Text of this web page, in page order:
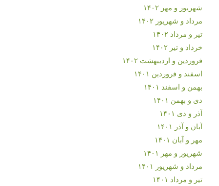
شهریور و مهر ۱۴۰۲
مرداد و شهریور ۱۴۰۲
تیر و مرداد ۱۴۰۲
خرداد و تیر ۱۴۰۲
فروردین و اردیبهشت ۱۴۰۲
اسفند و فروردین ۱۴۰۱
بهمن و اسفند ۱۴۰۱
دی و بهمن ۱۴۰۱
آذر و دی ۱۴۰۱
آبان و آذر ۱۴۰۱
مهر و آبان ۱۴۰۱
شهریور و مهر ۱۴۰۱
مرداد و شهریور ۱۴۰۱
تیر و مرداد ۱۴۰۱